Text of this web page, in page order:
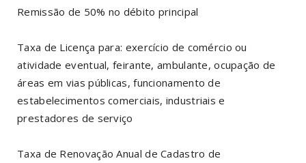
Remissão de 50% no débito principal
Taxa de Licença para: exercício de comércio ou
atividade eventual, feirante, ambulante, ocupação de
áreas em vias públicas, funcionamento de
estabelecimentos comerciais, industriais e
prestadores de serviço
Taxa de Renovação Anual de Cadastro de